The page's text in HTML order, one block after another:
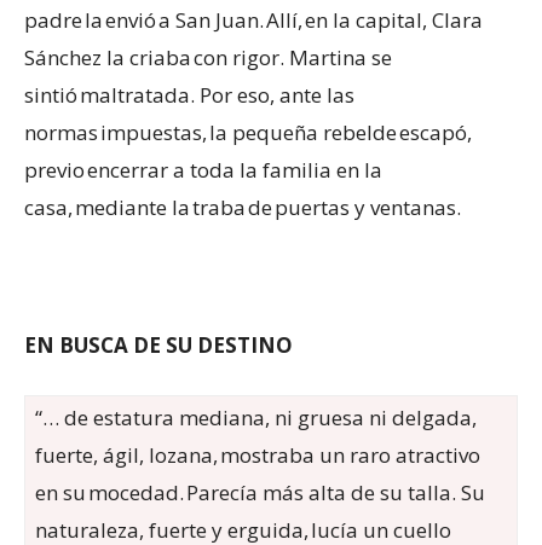
padre la envió a San Juan. Allí, en la capital, Clara
Sánchez la criaba con rigor. Martina se
sintió maltratada. Por eso, ante las
normas impuestas, la pequeña rebelde escapó,
previo encerrar a toda la familia en la
casa, mediante la traba de puertas y ventanas.
EN BUSCA DE SU DESTINO
“… de estatura mediana, ni gruesa ni delgada,
fuerte, ágil, lozana,mostraba un raro atractivo
en su mocedad. Parecía más alta de su talla. Su
naturaleza, fuerte y erguida, lucía un cuello